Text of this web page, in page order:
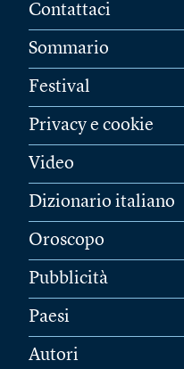
Contattaci
Sommario
Festival
Privacy e cookie
Video
Dizionario italiano
Oroscopo
Pubblicità
Paesi
Autori